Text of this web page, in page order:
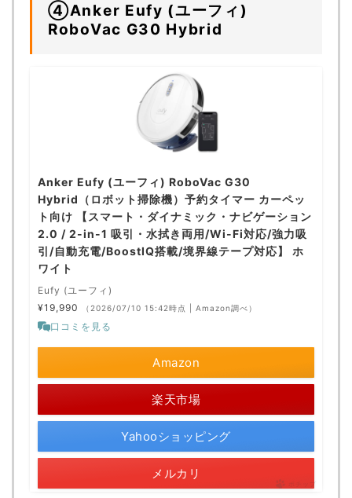
④Anker Eufy (ユーフィ)
RoboVac G30 Hybrid
Anker Eufy (ユーフィ) RoboVac G30
Hybrid（ロボット掃除機）予約タイマー カーペッ
ト向け 【スマート・ダイナミック・ナビゲーション
2.0 / 2-in-1 吸引・水拭き両用/Wi-Fi対応/強力吸
引/自動充電/BoostIQ搭載/境界線テープ対応】 ホ
ワイト
Eufy (ユーフィ)
¥19,990
（2026/07/10 15:42時点 | Amazon調べ）
口コミを見る
Amazon
楽天市場
Yahooショッピング
メルカリ
ポチップ